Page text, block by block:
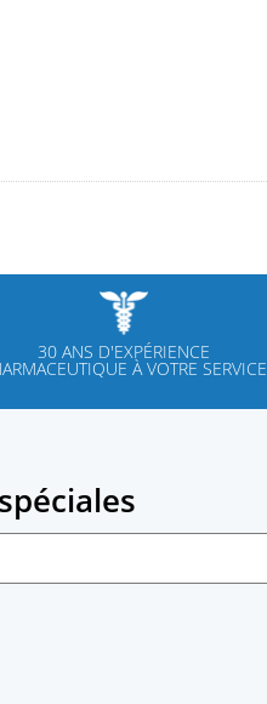
30 ANS D'EXPÉRIENCE
À VOTRE SERVICE